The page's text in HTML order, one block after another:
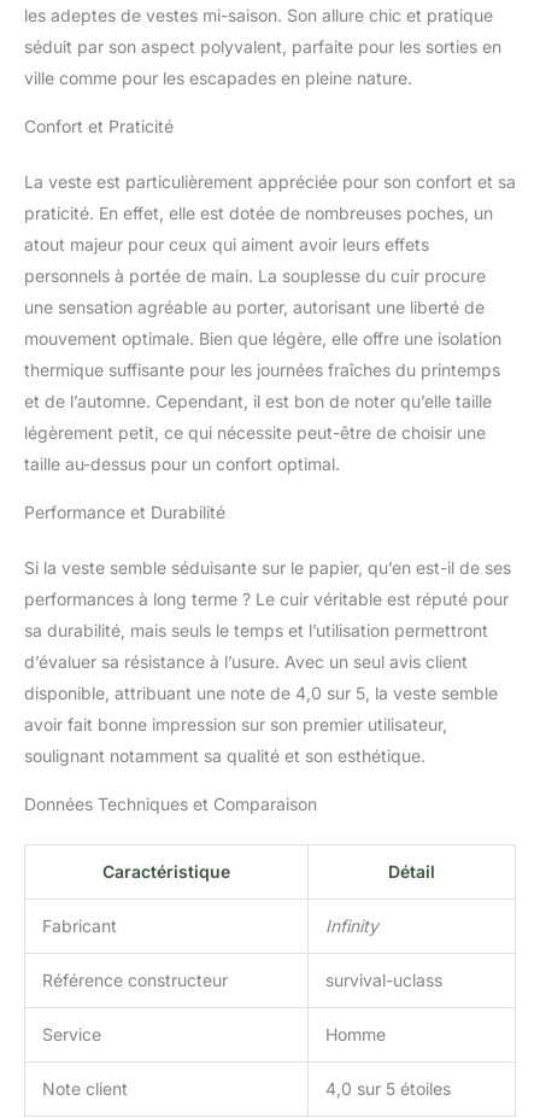
les adeptes de vestes mi-saison. Son allure chic et pratique
séduit par son aspect polyvalent, parfaite pour les sorties en
ville comme pour les escapades en pleine nature.
Confort et Praticité
La veste est particulièrement appréciée pour son confort et sa
praticité. En effet, elle est dotée de nombreuses poches, un
atout majeur pour ceux qui aiment avoir leurs effets
personnels à portée de main. La souplesse du cuir procure
une sensation agréable au porter, autorisant une liberté de
mouvement optimale. Bien que légère, elle offre une isolation
thermique suffisante pour les journées fraîches du printemps
et de l’automne. Cependant, il est bon de noter qu’elle taille
légèrement petit, ce qui nécessite peut-être de choisir une
taille au-dessus pour un confort optimal.
Performance et Durabilité
Si la veste semble séduisante sur le papier, qu’en est-il de ses
performances à long terme ? Le cuir véritable est réputé pour
sa durabilité, mais seuls le temps et l’utilisation permettront
d’évaluer sa résistance à l’usure. Avec un seul avis client
disponible, attribuant une note de 4,0 sur 5, la veste semble
avoir fait bonne impression sur son premier utilisateur,
soulignant notamment sa qualité et son esthétique.
Données Techniques et Comparaison
Caractéristique Détail
Fabricant Infinity
Référence constructeur survival-uclass
Service Homme
Note client 4,0 sur 5 étoiles